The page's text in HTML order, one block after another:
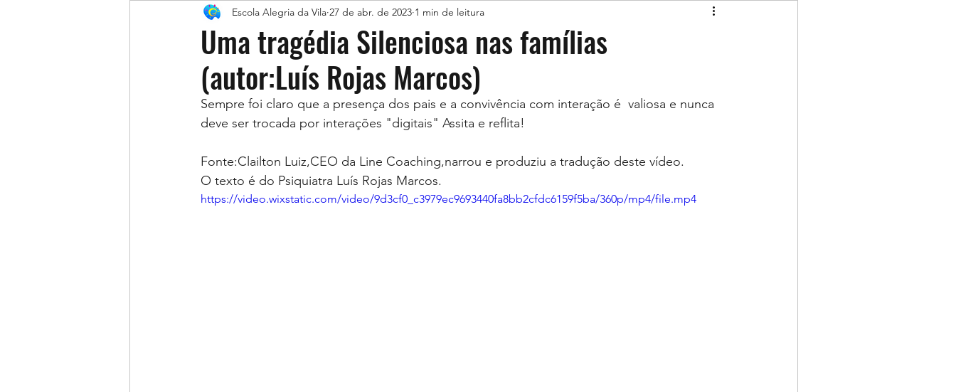
Uma tragédia Silenciosa nas famílias
(autor:Luís Rojas Marcos)
Escola Alegria da Vila 27 de abr. de 2023 1 min de leitura
Sempre foi claro que a presença dos pais e a convivência com interação é  valiosa e nunca
deve ser trocada por interações "digitais" Assita e reflita!
Fonte:Clailton Luiz,CEO da Line Coaching,narrou e produziu a tradução deste vídeo.
O texto é do Psiquiatra Luís Rojas Marcos.
https://video.wixstatic.com/video/9d3cf0_c3979ec9693440fa8bb2cfdc6159f5ba/360p/mp4/file.mp4